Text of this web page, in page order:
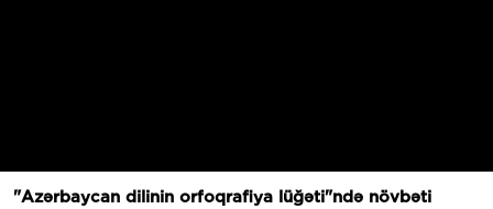
"Azərbaycan dilinin orfoqrafiya lüğəti"ndə növbəti